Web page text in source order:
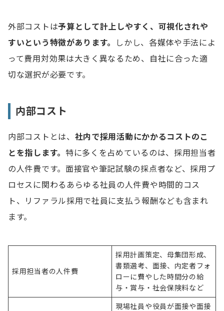
外部コストは予算として計上しやすく、可視化されや
すいという特徴があります。
しかし、各媒体や手法によ
って費用対効果は大きく異なるため、自社に合った適
切な選択が必要です。
内部コスト
内部コストとは、 社内で採用活動にかかるコストのこ
とを指します。 特に多くを占めているのは、採用担当者
の人件費です。面接官や筆記試験の採点者など、採用プ
ロセスに関わるあらゆる社員の人件費や時間的コス
ト、リファラル採用で社員に支払う報酬なども含まれ
ます。
採用担当者の人件費
採用計画策定、母集団形成、
書類選考、面接、内定者フォ
ローに費やした時間分の給
与・賞与・社会保険料など
現場社員や役員が面接や面接